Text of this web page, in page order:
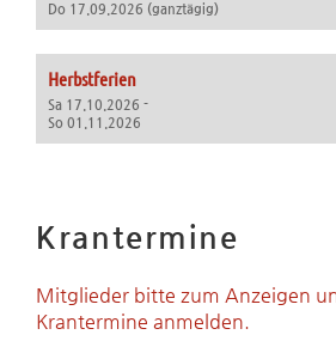
Do 17.09.2026 (ganztägig)
Herbstferien
Sa 17.10.2026 -
So 01.11.2026
Krantermine
Mitglieder bitte zum Anzeigen
Krantermine anmelden.